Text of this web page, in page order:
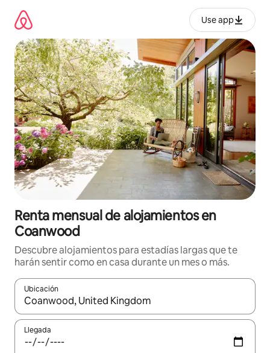
contenido
Use app
Renta mensual de alojamientos en
Coanwood
Descubre alojamientos para estadías largas que te
harán sentir como en casa durante un mes o más.
Ubicación
Cuando los resultados estén disponibles, navega con las
Llegada